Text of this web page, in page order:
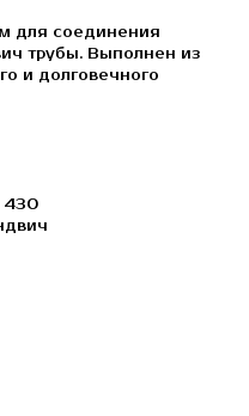
для соединения
трубы. Выполнен из
и долговечного
430